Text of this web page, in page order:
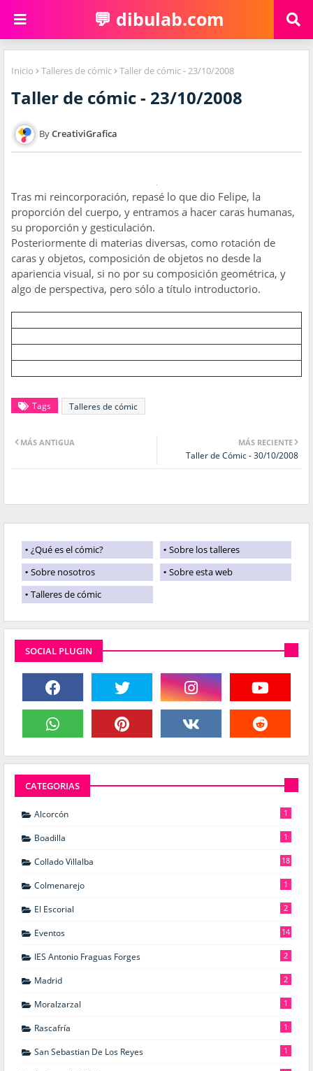
💬 dibulab.com
Inicio Talleres de cómic Taller de cómic - 23/10/2008
Taller de cómic - 23/10/2008
CreativiGrafica
Tras mi reincorporación, repasé lo que dio Felipe, la
proporción del cuerpo, y entramos a hacer caras humanas,
su proporción y gesticulación.
Posteriormente di materias diversas, como rotación de
caras y objetos, composición de objetos no desde la
apariencia visual, si no por su composición geométrica, y
algo de perspectiva, pero sólo a título introductorio.
Tags Talleres de cómic
MÁS RECIENTE
Taller de Cómic - 30/10/2008
MÁS ANTIGUA
¿Qué es el cómic?
Sobre los talleres
Sobre nosotros
Sobre esta web
Talleres de cómic
SOCIAL PLUGIN
CATEGORIAS
Alcorcón 1
Boadilla 1
Collado Villalba 18
Colmenarejo 1
El Escorial 2
Eventos 14
IES Antonio Fraguas Forges 2
Madrid 2
Moralzarzal 1
Rascafría 1
San Sebastian De Los Reyes 1